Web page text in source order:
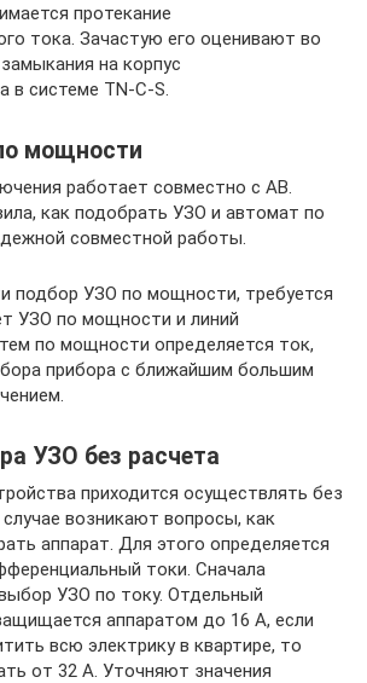
протекание
тока. Зачастую его оценивают во
на корпус
в системе TN-C-S.
мощности
работает совместно с АВ.
как подобрать УЗО и автомат по
совместной работы.
подбор УЗО по мощности, требуется
УЗО по мощности и линий
по мощности определяется ток,
прибора с ближайшим большим
УЗО без расчета
приходится осуществлять без
возникают вопросы, как
аппарат. Для этого определяется
токи. Сначала
УЗО по току. Отдельный
аппаратом до 16 А, если
всю электрику в квартире, то
от 32 А. Уточняют значения